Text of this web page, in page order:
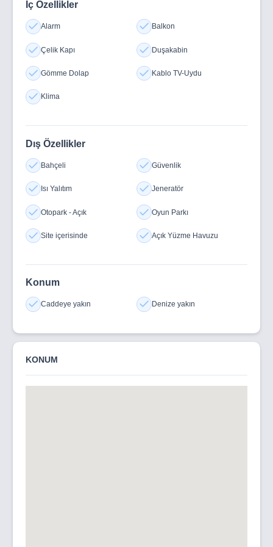
Plajları, Lezzetli Yemekleri, Sıcak İnsanları, Tarihi,
Masmavi Denizi, Yemyeşil Dağları, Altın Renkli Kumsalları
Vardır.
İç Özellikler
Alarm Balkon
Çelik Kapı Duşakabin
Gömme Dolap Kablo TV-Uydu
Klima
Dış Özellikler
Bahçeli Güvenlik
Isı Yalıtım Jeneratör
Otopark - Açık Oyun Parkı
Site içerisinde Açık Yüzme Havuzu
Konum
Caddeye yakın Denize yakın
KONUM